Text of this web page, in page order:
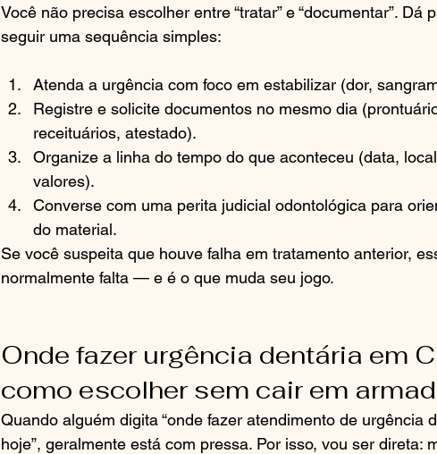
Você não precisa escolher entre “tratar” e “documentar”. Dá
seguir uma sequência simples:
Atenda a urgência com foco em estabilizar (dor,
Registre e solicite documentos no mesmo dia
receituários, atestado).
Organize a linha do tempo do que aconteceu (data,
valores).
Converse com uma perita judicial odontológica para
do material.
Se você suspeita que houve falha em tratamento anterior,
normalmente falta — e é o que muda seu jogo.
Onde fazer urgência dentária em
como escolher sem cair em
Quando alguém digita “onde fazer atendimento de urgência
hoje”, geralmente está com pressa. Por isso, vou ser direta: